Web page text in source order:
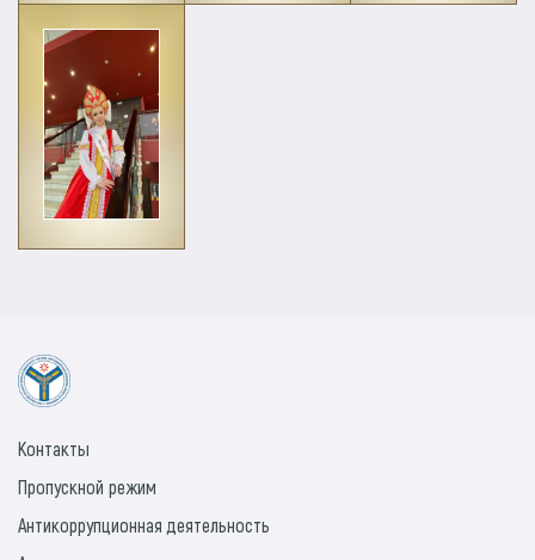
Контакты
Пропускной режим
Антикоррупционная деятельность